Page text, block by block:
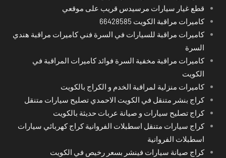
قطع غيار سيارات مرسيدس قريب على موقعي
كاميرات مراقبة الكويت 66428585
كاميرات مراقبة للسيارات في السرة فني كاميرات مراقبة هندي
السرة
كاميرات مراقبة مخفية السرة فوائد كاميرات المراقبة في
الكويت
كاميرات منزلية لمراقبة الخدم و الكراج بالكويت
كراج بنشر متنقل في الكويت الاحمدي تصليح سيارات متنقل
كراج تصليح سيارات و صيانة عربات حديثة بالكويت
كراج سيارات متنقل اسطبلات الفروانية كراج كهربائي سيارات
اسطبلات الفروانية
كراج صيانة سيارات فينشر بسعر رخيص في الكويت